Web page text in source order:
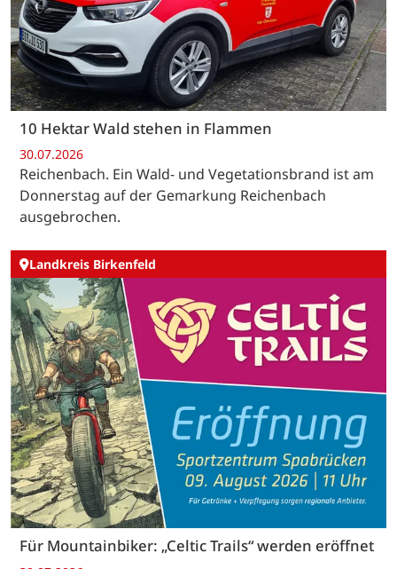
10 Hektar Wald stehen in Flammen
30.07.2026
Reichenbach. Ein Wald- und Vegetationsbrand ist am
Donnerstag auf der Gemarkung Reichenbach
ausgebrochen.
Landkreis Birkenfeld
Für Mountainbiker: „Celtic Trails“ werden eröffnet